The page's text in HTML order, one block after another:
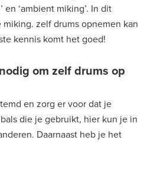
en ‘ambient miking’. In dit
zelf drums opnemen kan
kennis komt het goed!
om zelf drums op
en zorg er voor dat je
die je gebruikt, hier kun je in
Daarnaast heb je het